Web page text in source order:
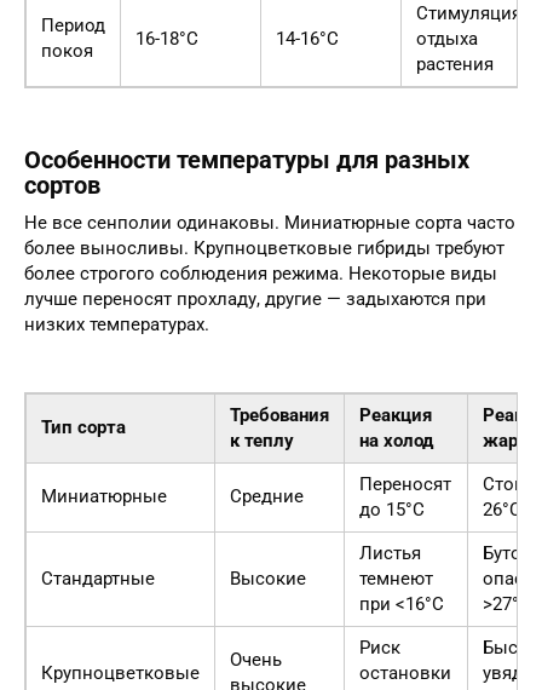
Период
покоя
16-18°C 14-16°C
Стимуляция
отдыха
растения
Особенности температуры для разных
сортов
Не все сенполии одинаковы. Миниатюрные сорта часто
более выносливы. Крупноцветковые гибриды требуют
более строгого соблюдения режима. Некоторые виды
лучше переносят прохладу, другие — задыхаются при
низких температурах.
Тип сорта
Требования
к теплу
Реакция
на холод
жару
Миниатюрные Средние
Переносят
до 15°C
26°C
Стандартные Высокие
Листья
темнеют
при <16°C
>27°C
Крупноцветковые
Очень
высокие
Риск
остановки